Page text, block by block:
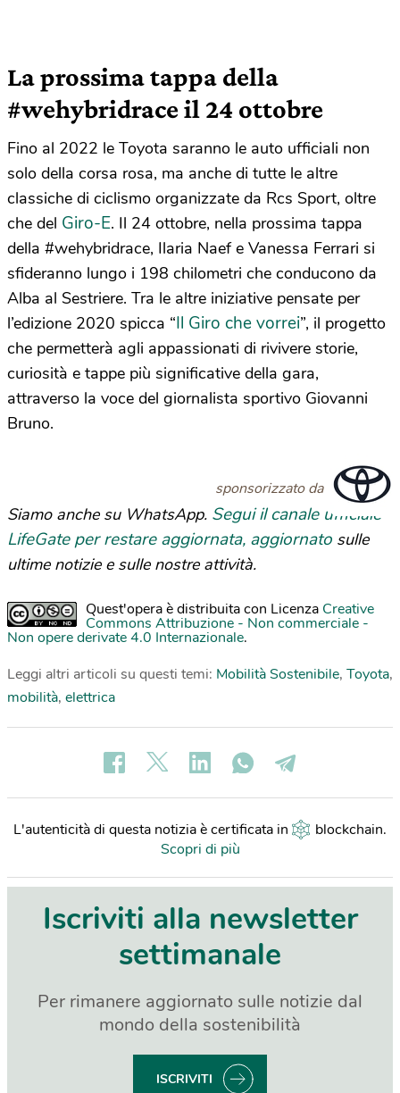
La prossima tappa della
#wehybridrace il 24 ottobre
Fino al 2022 le Toyota saranno le auto ufficiali non
solo della corsa rosa, ma anche di tutte le altre
classiche di ciclismo organizzate da Rcs Sport, oltre
che del Giro-E. Il 24 ottobre, nella prossima tappa
della #wehybridrace, Ilaria Naef e Vanessa Ferrari si
sfideranno lungo i 198 chilometri che conducono da
Alba al Sestriere. Tra le altre iniziative pensate per
l’edizione 2020 spicca “Il Giro che vorrei”, il progetto
che permetterà agli appassionati di rivivere storie,
curiosità e tappe più significative della gara,
attraverso la voce del giornalista sportivo Giovanni
Bruno.
sponsorizzato da
Siamo anche su WhatsApp. Segui il canale ufficiale
LifeGate per restare aggiornata, aggiornato sulle
ultime notizie e sulle nostre attività.
Quest'opera è distribuita con Licenza Creative
Commons Attribuzione - Non commerciale -
Non opere derivate 4.0 Internazionale.
Leggi altri articoli su questi temi: Mobilità Sostenibile, Toyota,
mobilità, elettrica
L'autenticità di questa notizia è certificata in blockchain.
Scopri di più
Iscriviti alla newsletter
settimanale
Per rimanere aggiornato sulle notizie dal
mondo della sostenibilità
ISCRIVITI